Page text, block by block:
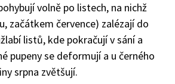
ohybují volně po listech, na nichž
začátkem července) zalézají do
listů, kde pokračují v sání a
pupeny se deformují a u černého
srpna zvětšují.